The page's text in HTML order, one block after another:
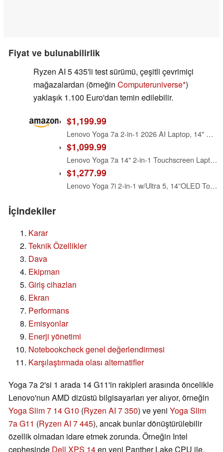
Fiyat ve bulunabilirlik
Ryzen AI 5 435'li test sürümü, çeşitli çevrimiçi
mağazalardan (örneğin Computeruniverse )
yaklaşık 1.100 Euro'dan temin edilebilir.
$1,199.99
Lenovo Yoga 7a 2-in-1 2026 AI Laptop, 14" WUXGA OLED Touchscreen, AMD Ryzen AI 5 430, 16GB LPDDR5X RAM, 1TB PCIe SSD, Up to 50 Tops Copilot+ PC, Windows 11 Pro, Backlit KB, Fingerprint, Wi-Fi 7
$1,099.99
Lenovo Yoga 7a 14" 2-in-1 Touchscreen Laptop - AMD Ryzen AI 5 430 Processor, WUXGA OLED, 16GB RAM, 512GB SSD, Win11 Pro, Copilot+ PC, Wi-Fi 7, Finger Print, Long Battery Life, Business & Student
$1,277.99
Lenovo Yoga 7i 2-in-1 w/Ultra 5, 14”OLED Touch,16GB RAM, 1TB SSD, Yoga Pen
İçindekiler
Karar
Teknik Özellikler
Dava
Ekipman
Giriş cihazları
Ekran
Performans
Emisyonlar
Enerji yönetimi
Notebookcheck genel değerlendirmesi
Karşılaştırmada olası alternatifler
Yoga 7a 2'si 1 arada 14 G11'in rakipleri arasında öncelikle
Lenovo'nun AMD dizüstü bilgisayarları yer alıyor, örneğin
Yoga Slim 7 14 G10 (Ryzen AI 7 350) ve yeni Yoga Slim
7a G11 (Ryzen AI 7 445), ancak bunlar dönüştürülebilir
özellik olmadan idare etmek zorunda. Örneğin Intel
cephesinde Dell XPS 14en yeni Panther Lake CPU ile.